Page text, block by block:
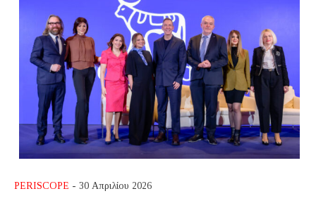
PERISCOPE - 30 Απριλίου 2026